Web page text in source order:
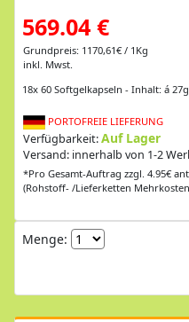
569.04 €
Grundpreis: 1170,61€ / 1Kg
inkl. Mwst.
18x 60 Softgelkapseln - Inhalt: á
PORTOFREIE LIEFERUNG
Verfügbarkeit:Auf Lager
Versand: innerhalb von 1-2
*Pro Gesamt-Auftrag zzgl. 4.95€
(Rohstoff- /Lieferketten
Menge: